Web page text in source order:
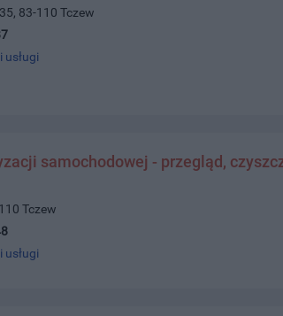
83-110 Tczew
usługi
samochodowej - przegląd,
Tczew
usługi